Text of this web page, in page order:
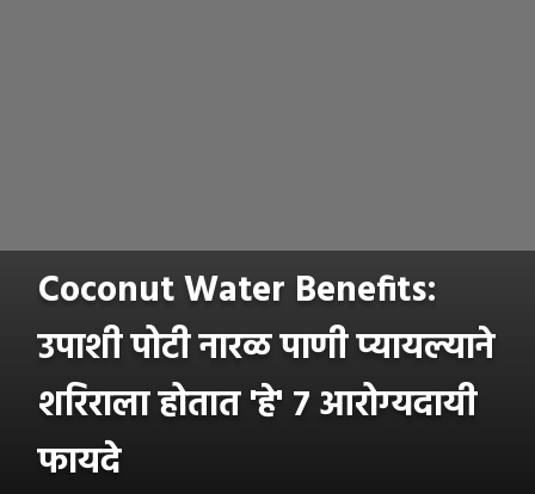
Coconut Water Benefits:
उपाशी पोटी नारळ पाणी प्यायल्याने
शरिराला होतात 'हे' ७ आरोग्यदायी
फायदे